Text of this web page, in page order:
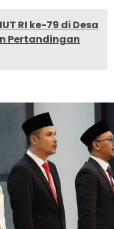
RI ke-79 di Desa
Pertandingan